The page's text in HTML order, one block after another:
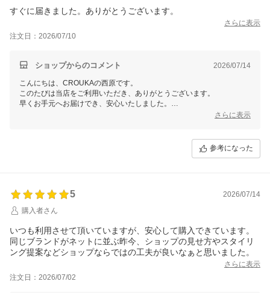
すぐに届きました。ありがとうございます。
さらに表示
注文日：2026/07/10
ショップからのコメント 2026/07/14
こんにちは、CROUKAの西原です。
このたびは当店をご利用いただき、ありがとうございます。
早くお手元へお届けでき、安心いたしました。
これからも気持ちよくお買い物をお楽しみいただけるよう、丁寧な対応
さらに表示
参考になった
5
2026/07/14
購入者さん
いつも利用させて頂いていますが、安心して購入できています。
同じブランドがネットに並ぶ昨今、ショップの見せ方やスタイリ
ング提案などショップならではの工夫が良いなぁと思いました。
さらに表示
注文日：2026/07/02